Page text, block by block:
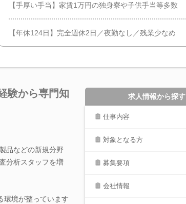
【手厚い手当】家賃1万円の独身寮や子供手当等多数
【年休124日】完全週休2日／夜勤なし／残業少なめ
験から専門知
品などの新規分野
分析スタッフを増
環境が整っています
求人情報から探す
仕事内容
対象となる方
募集要項
会社情報